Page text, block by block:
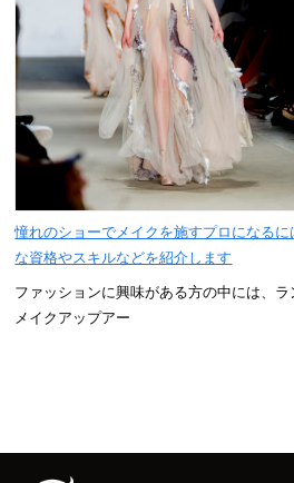
憧れのショーでメイクを施すプロになる
な資格やスキルなどを紹介します
ファッションに興味がある方の中には、
メイクアップアー